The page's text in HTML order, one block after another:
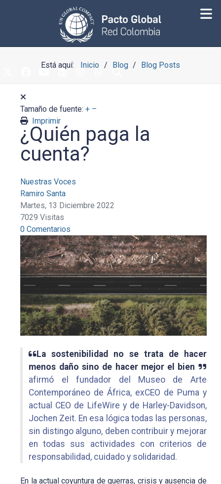
Está aquí: Inicio Blog Blog Posts
Tamaño de fuente: + –
Imprimir
¿Quién paga la
cuenta?
Nuestras Voces
Ramiro Santa
Martes, 13 Diciembre 2022
7029 Visitas
0 Comentarios
La sostenibilidad no se trata de hacer
menos daño sino de hacer mejor el bien
afirmó el fundador del Museo de Arte
Contemporáneo de África, exCEO de Puma y
actual CEO de LifeWire y de Harley-Davidson,
Jochen Zeit. En esa lógica todas las personas,
sin distingo alguno, deben contribuir y mejorar
en todas sus actividades con criterios de
responsabilidad, cuidado y solidaridad.
En la actual coyuntura de guerras, crisis y ausencia de